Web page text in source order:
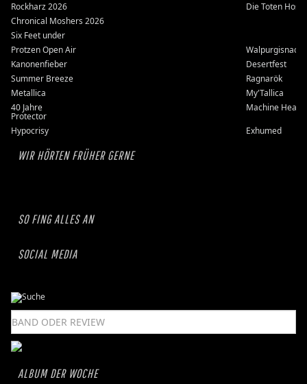
Rockharz 2026
Die Toten
Chronical Moshers 2026
Six Feet under
Protzen Open Air
Walpurgisnacht
Kanonenfieber
Desertfest
Summer Breeze
Ragnarök
Metallica
My'Tallica
40 Jahre
Protector
Machine Head
Hypocrisy
Exhumed
WIR HÖRTEN FRÜHER GERNE
SO FING ALLES AN
SOCIAL MEDIA
ALBUM DER WOCHE